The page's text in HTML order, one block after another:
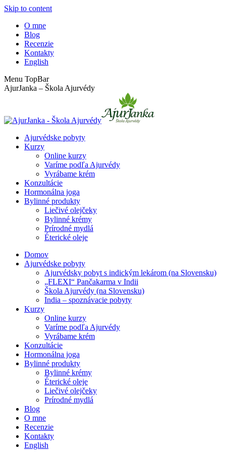
Skip to content
O mne
Blog
Recenzie
Kontakty
English
Menu TopBar
AjurJanka – Škola Ajurvédy
Ajurvédske pobyty
Kurzy
Online kurzy
Varíme podľa Ajurvédy
Vyrábame krém
Konzultácie
Hormonálna joga
Bylinné produkty
Liečivé olejčeky
Bylinné krémy
Prírodné mydlá
Éterické oleje
Domov
Ajurvédske pobyty
Ajurvédsky pobyt s indickým lekárom (na Slovensku)
„FLEXI“ Pančakarma v Indii
Škola Ajurvédy (na Slovensku)
India – spoznávacie pobyty
Kurzy
Online kurzy
Varíme podľa Ajurvédy
Vyrábame krém
Konzultácie
Hormonálna joga
Bylinné produkty
Bylinné krémy
Éterické oleje
Liečivé olejčeky
Prírodné mydlá
Blog
O mne
Recenzie
Kontakty
English